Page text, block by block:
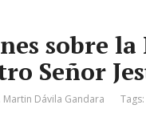
sobre la
Señor
Martin Dávila Gandara Tags: